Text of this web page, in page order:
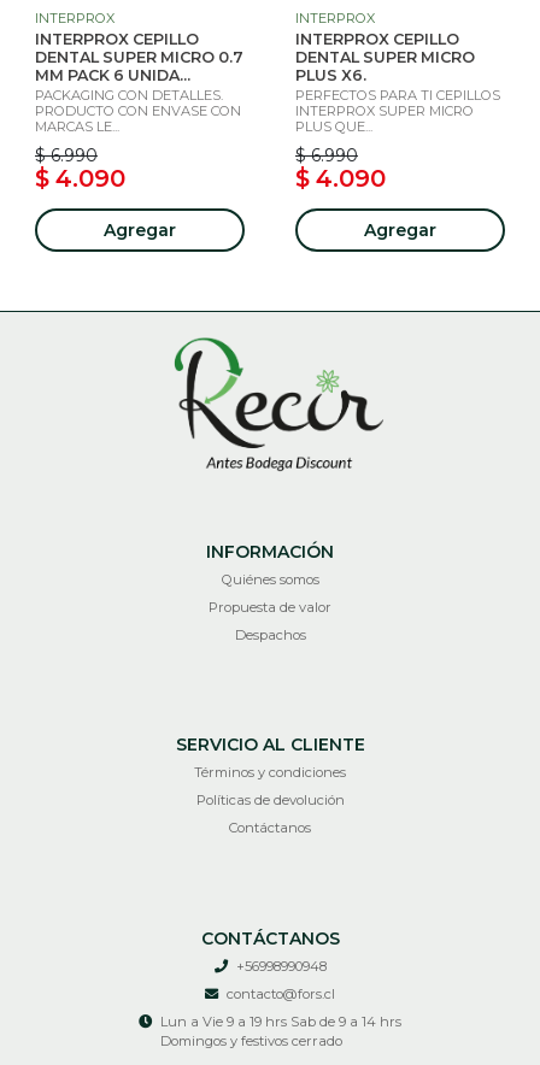
INTERPROX
INTERPROX CEPILLO
DENTAL SUPER MICRO 0.7
MM PACK 6 UNIDA...
PACKAGING CON DETALLES.
PRODUCTO CON ENVASE CON
MARCAS LE...
$ 6.990
$ 4.090
Agregar
INTERPROX
INTERPROX CEPILLO
DENTAL SUPER MICRO
PLUS X6.
PERFECTOS PARA TI CEPILLOS
INTERPROX SUPER MICRO
PLUS QUE...
$ 6.990
$ 4.090
Agregar
INFORMACIÓN
Quiénes somos
Propuesta de valor
Despachos
SERVICIO AL CLIENTE
Términos y condiciones
Políticas de devolución
Contáctanos
CONTÁCTANOS
+56998990948
contacto@fors.cl
Lun a Vie 9 a 19 hrs Sab de 9 a 14 hrs
Domingos y festivos cerrado